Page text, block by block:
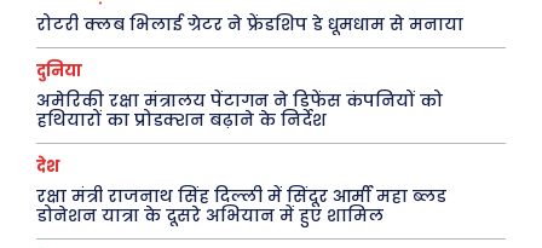
सरकारी योजना
फ़िल्मी दुनिया
अजब-ग़ज़ब
मधुर वचन
धर्म व अध्यात्म
Finance
रोटरी क्लब भिलाई ग्रेटर ने फ्रेंडशिप डे धूमधाम से मनाया
दुनिया
अमेरिकी रक्षा मंत्रालय पेंटागन ने डिफेंस कंपनियों को
हथियारों का प्रोडक्शन बढ़ाने के निर्देश
देश
रक्षा मंत्री राजनाथ सिंह दिल्ली में सिंदूर आर्मी महा ब्लड
डोनेशन यात्रा के दूसरे अभियान में हुए शामिल